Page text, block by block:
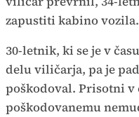
zapustiti kabino vozila.
30-letnik, ki se je v
delu viličarja, pa je
poškodoval. Prisotni v
poškodovanemu